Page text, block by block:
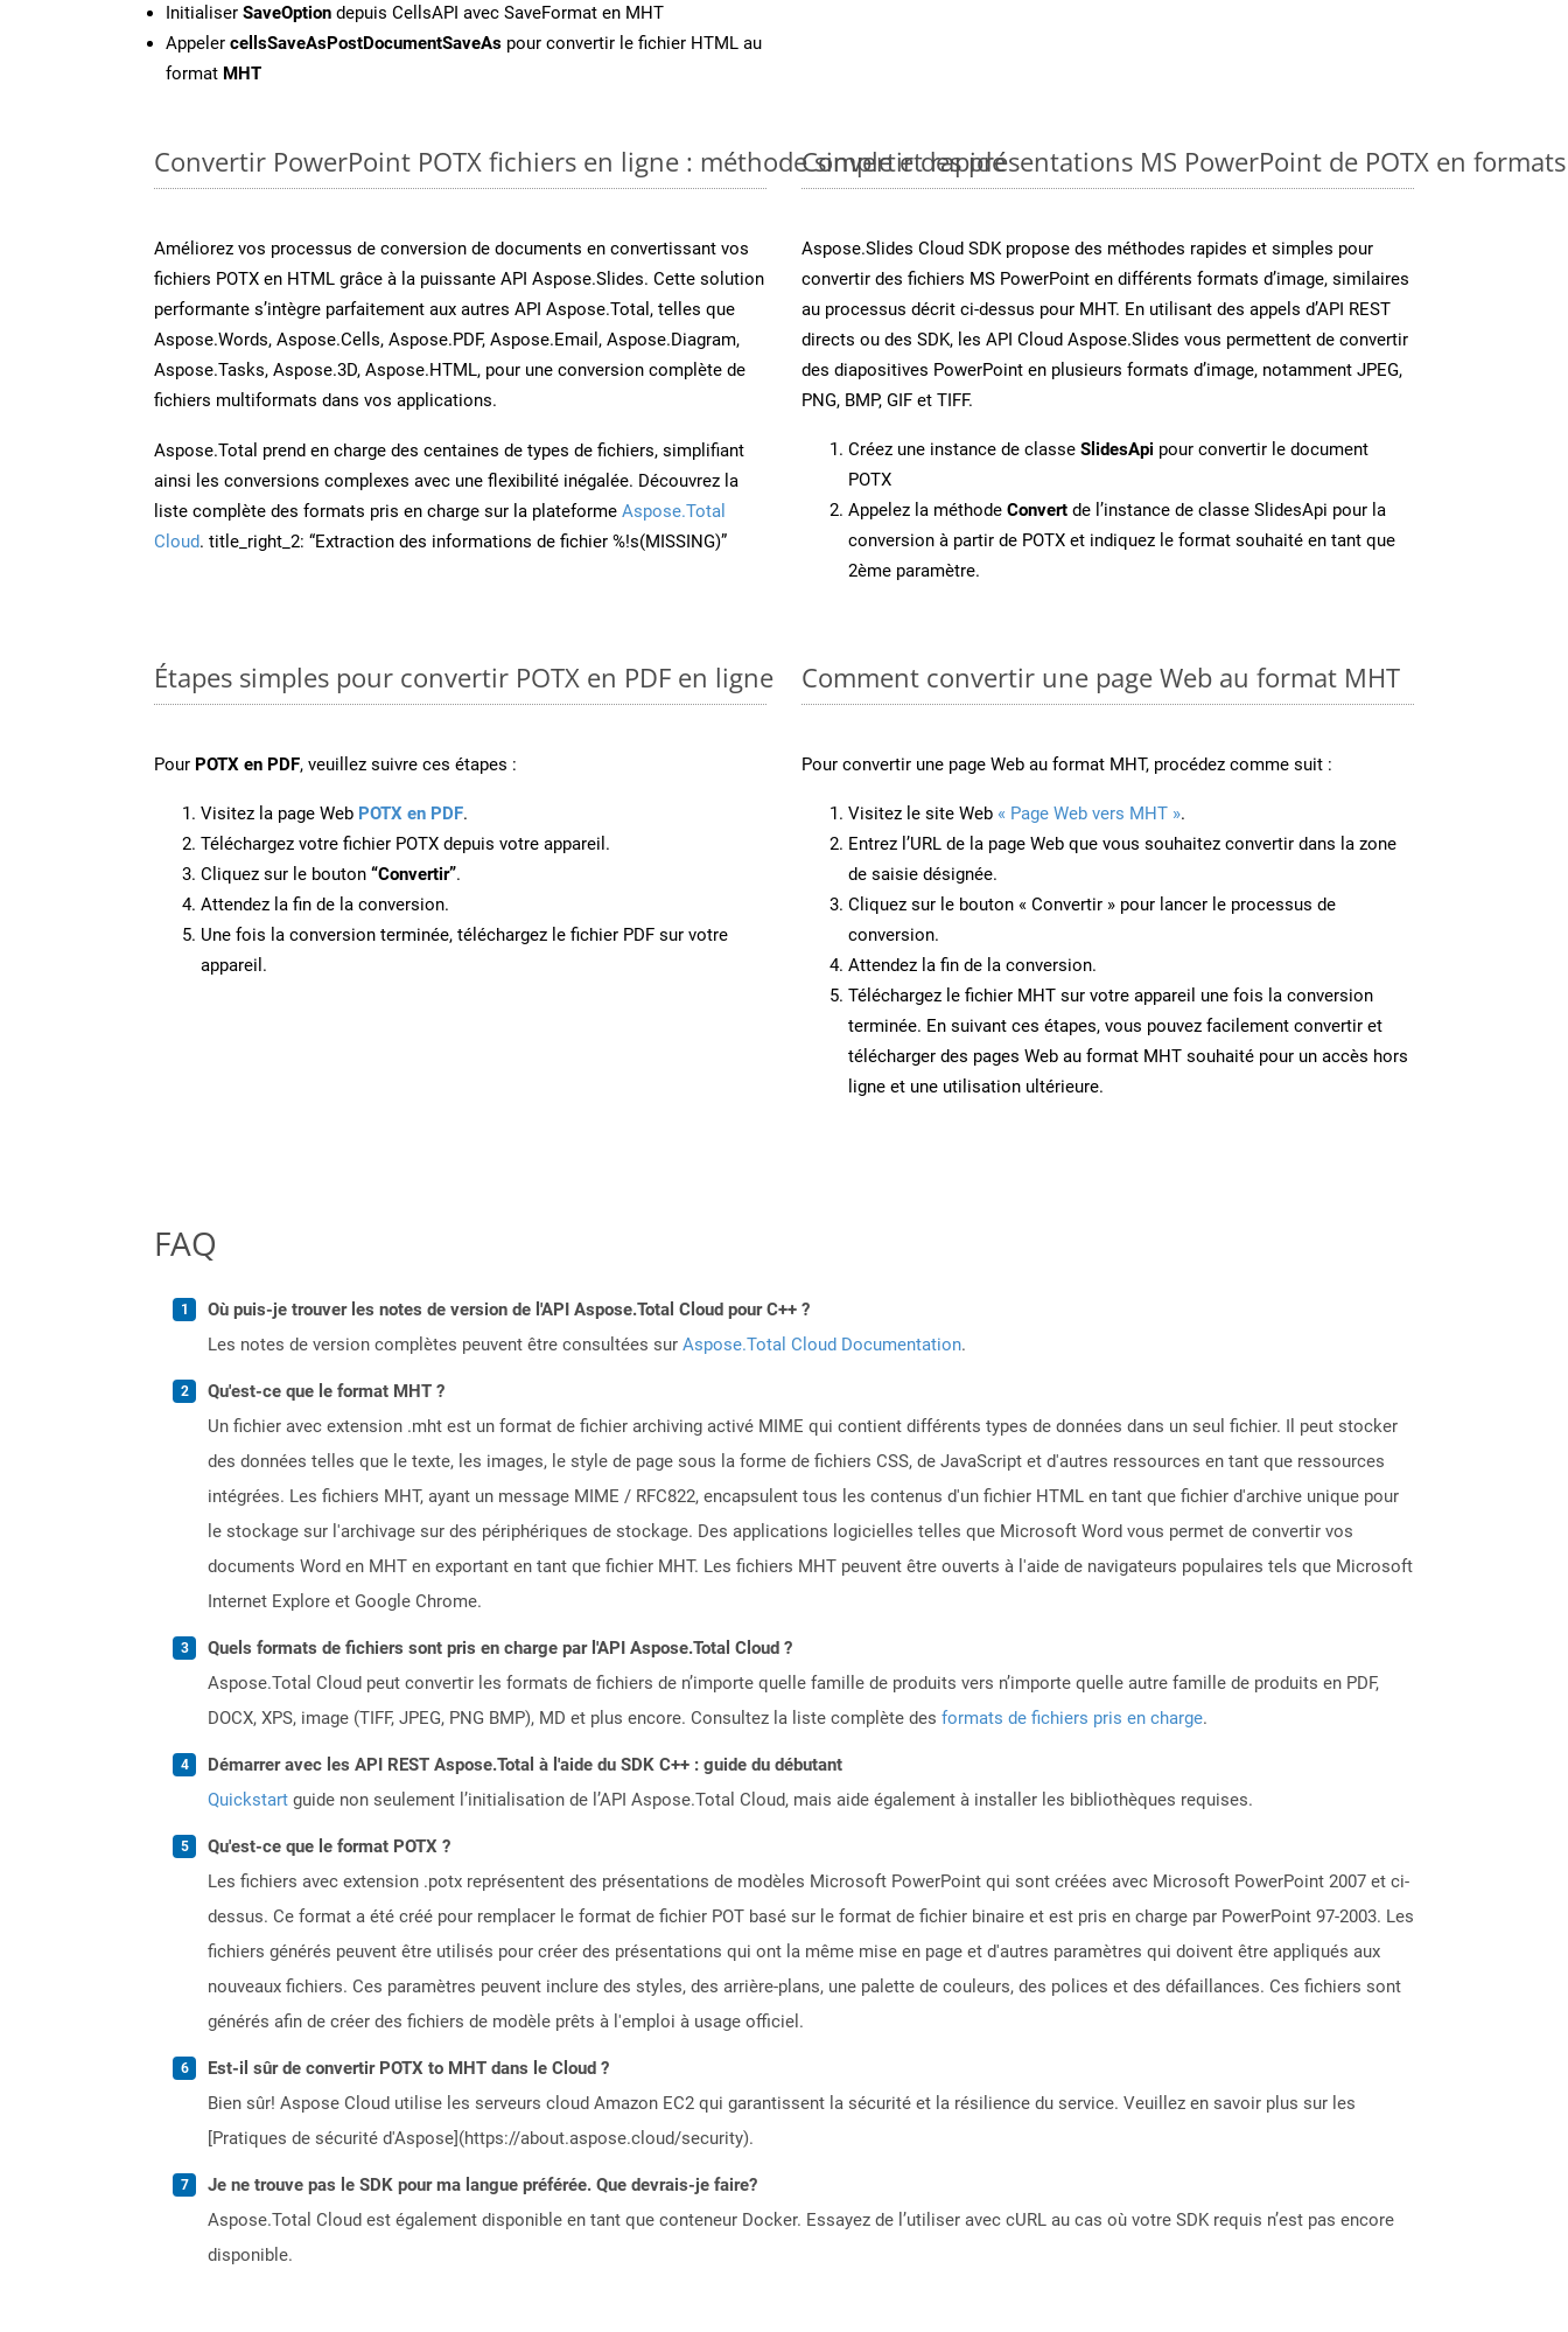
Initialiser SaveOption depuis CellsAPI avec SaveFormat en MHT
Appeler cellsSaveAsPostDocumentSaveAs pour convertir le fichier HTML au
format MHT
Convertir PowerPoint POTX fichiers en ligne : méthode simple et rapide
Améliorez vos processus de conversion de documents en convertissant vos
fichiers POTX en HTML grâce à la puissante API Aspose.Slides. Cette solution
performante s’intègre parfaitement aux autres API Aspose.Total, telles que
Aspose.Words, Aspose.Cells, Aspose.PDF, Aspose.Email, Aspose.Diagram,
Aspose.Tasks, Aspose.3D, Aspose.HTML, pour une conversion complète de
fichiers multiformats dans vos applications.
Aspose.Total prend en charge des centaines de types de fichiers, simplifiant
ainsi les conversions complexes avec une flexibilité inégalée. Découvrez la
liste complète des formats pris en charge sur la plateforme Aspose.Total
Cloud. title_right_2: “Extraction des informations de fichier %!s(MISSING)”
Convertir des présentations MS PowerPoint de POTX en
Aspose.Slides Cloud SDK propose des méthodes rapides et simples pour
convertir des fichiers MS PowerPoint en différents formats d’image, similaires
au processus décrit ci-dessus pour MHT. En utilisant des appels d’API REST
directs ou des SDK, les API Cloud Aspose.Slides vous permettent de convertir
des diapositives PowerPoint en plusieurs formats d’image, notamment JPEG,
PNG, BMP, GIF et TIFF.
Créez une instance de classe SlidesApi pour convertir le document
POTX
Appelez la méthode Convert de l’instance de classe SlidesApi pour la
conversion à partir de POTX et indiquez le format souhaité en tant que
2ème paramètre.
Étapes simples pour convertir POTX en PDF en ligne
Pour POTX en PDF, veuillez suivre ces étapes :
Visitez la page Web POTX en PDF.
Téléchargez votre fichier POTX depuis votre appareil.
Cliquez sur le bouton “Convertir”.
Attendez la fin de la conversion.
Une fois la conversion terminée, téléchargez le fichier PDF sur votre
appareil.
Comment convertir une page Web au format MHT
Pour convertir une page Web au format MHT, procédez comme suit :
Visitez le site Web « Page Web vers MHT ».
Entrez l’URL de la page Web que vous souhaitez convertir dans la zone
de saisie désignée.
Cliquez sur le bouton « Convertir » pour lancer le processus de
conversion.
Attendez la fin de la conversion.
Téléchargez le fichier MHT sur votre appareil une fois la conversion
terminée. En suivant ces étapes, vous pouvez facilement convertir et
télécharger des pages Web au format MHT souhaité pour un accès hors
ligne et une utilisation ultérieure.
FAQ
Où puis-je trouver les notes de version de l'API Aspose.Total Cloud pour C++ ?
Les notes de version complètes peuvent être consultées sur Aspose.Total Cloud Documentation.
Qu'est-ce que le format MHT ?
Un fichier avec extension .mht est un format de fichier archiving activé MIME qui contient différents types de données dans un seul fichier. Il peut stocker
des données telles que le texte, les images, le style de page sous la forme de fichiers CSS, de JavaScript et d'autres ressources en tant que ressources
intégrées. Les fichiers MHT, ayant un message MIME / RFC822, encapsulent tous les contenus d'un fichier HTML en tant que fichier d'archive unique pour
le stockage sur l'archivage sur des périphériques de stockage. Des applications logicielles telles que Microsoft Word vous permet de convertir vos
documents Word en MHT en exportant en tant que fichier MHT. Les fichiers MHT peuvent être ouverts à l'aide de navigateurs populaires tels que Microsoft
Internet Explore et Google Chrome.
Quels formats de fichiers sont pris en charge par l'API Aspose.Total Cloud ?
Aspose.Total Cloud peut convertir les formats de fichiers de n’importe quelle famille de produits vers n’importe quelle autre famille de produits en PDF,
DOCX, XPS, image (TIFF, JPEG, PNG BMP), MD et plus encore. Consultez la liste complète des formats de fichiers pris en charge.
Démarrer avec les API REST Aspose.Total à l'aide du SDK C++ : guide du débutant
Quickstart guide non seulement l’initialisation de l’API Aspose.Total Cloud, mais aide également à installer les bibliothèques requises.
Qu'est-ce que le format POTX ?
Les fichiers avec extension .potx représentent des présentations de modèles Microsoft PowerPoint qui sont créées avec Microsoft PowerPoint 2007 et ci-
dessus. Ce format a été créé pour remplacer le format de fichier POT basé sur le format de fichier binaire et est pris en charge par PowerPoint 97-2003. Les
fichiers générés peuvent être utilisés pour créer des présentations qui ont la même mise en page et d'autres paramètres qui doivent être appliqués aux
nouveaux fichiers. Ces paramètres peuvent inclure des styles, des arrière-plans, une palette de couleurs, des polices et des défaillances. Ces fichiers sont
générés afin de créer des fichiers de modèle prêts à l'emploi à usage officiel.
Est-il sûr de convertir POTX to MHT dans le Cloud ?
Bien sûr! Aspose Cloud utilise les serveurs cloud Amazon EC2 qui garantissent la sécurité et la résilience du service. Veuillez en savoir plus sur les
[Pratiques de sécurité d'Aspose](https://about.aspose.cloud/security).
Je ne trouve pas le SDK pour ma langue préférée. Que devrais-je faire?
Aspose.Total Cloud est également disponible en tant que conteneur Docker. Essayez de l’utiliser avec cURL au cas où votre SDK requis n’est pas encore
disponible.